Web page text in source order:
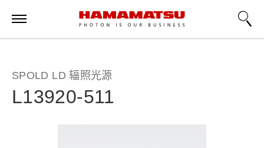
SPOLD LD 辐照光源
L13920-511